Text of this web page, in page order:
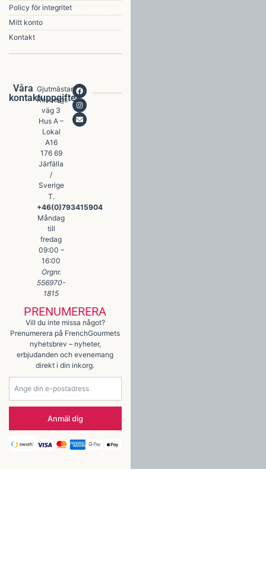
Policy för integritet
Mitt konto
Kontakt
Våra
kontaktuppgifter
Gjutmästare
Rosbergs
väg 3
Hus A –
Lokal
A16
176 69
Järfälla
/
Sverige
T.
+46(0)793415904
Måndag
till
fredag
09:00 –
16:00
Orgnr.
556970-
1815
PRENUMERERA
Vill du inte missa något?
Prenumerera på FrenchGourmets
nyhetsbrev – nyheter,
erbjudanden och evenemang
direkt i din inkorg.
Anmäl dig